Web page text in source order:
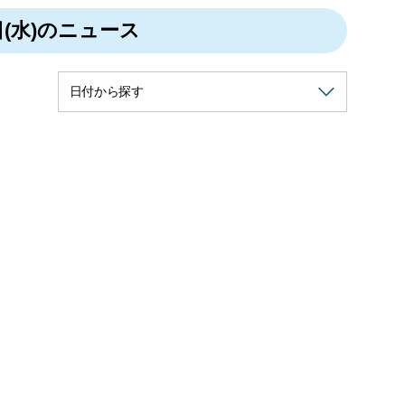
(水)のニュース